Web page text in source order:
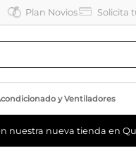
Plan Novios Solicita
y Ventiladores
nuestra nueva tienda en